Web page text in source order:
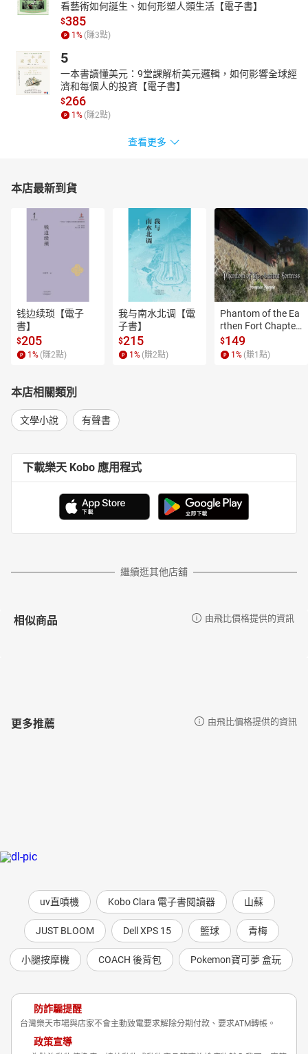
看藝術如何誕生、如何形塑人類生活【電子書】
$385
1 % (賺3點)
5
一本書讀懂美元：9堂課解析美元邏輯，如何影響全球經
濟和每個人的投資【電子書】
$266
1 % (賺2點)
查看更多
本店最新到貨
钱边续琐【電子
書】
$205
1 % (賺2點)
我与南水北调【電
子書】
$215
1 % (賺2點)
Phantom of the Ea
rthen Fort Chapter
4【有聲書】
$149
1 % (賺1 點)
本店相關類別
文學小說 有聲書
下載樂天 Kobo 應用程式
繼續逛其他店舖
相似商品 由飛比價格提供的資訊
更多推薦 由飛比價格提供的資訊
uv直噴機 Kobo Clara 電子書閱讀器 山蘇
JUST BLOOM Dell XPS 15 籃球 青梅
小腿按摩機 COACH 後背包 Pokemon寶可夢 盒玩
防詐騙提醒
台灣樂天市場與店家不會主動致電要求解除分期付款、要求ATM轉帳。
政策宣導